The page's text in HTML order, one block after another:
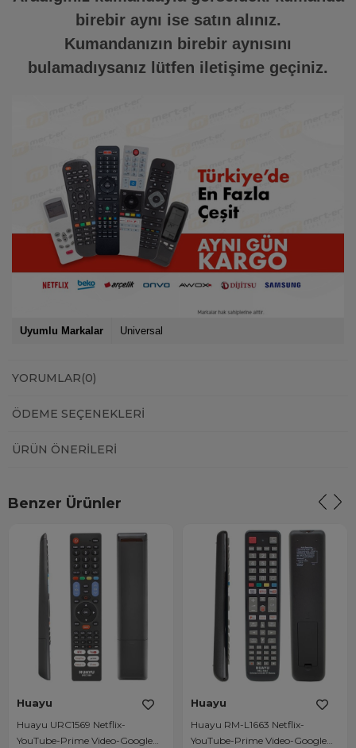
birebir aynı ise satın alınız.
Kumandanızın birebir aynısını
bulamadıysanız lütfen iletişime geçiniz.
Uyumlu Markalar Universal
YORUMLAR(0)
ÖDEME SEÇENEKLERI
ÜRÜN ÖNERILERI
Benzer Ürünler
Huayu
Huayu URC1569 Netflix-
YouTube-Prime Video-Google
Huayu
Huayu RM-L1663 Netflix-
YouTube-Prime Video-Google